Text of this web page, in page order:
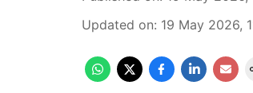
Updated on: 19 May 2026,